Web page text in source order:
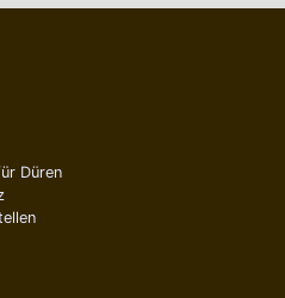
nach Raubdelikt
Düren